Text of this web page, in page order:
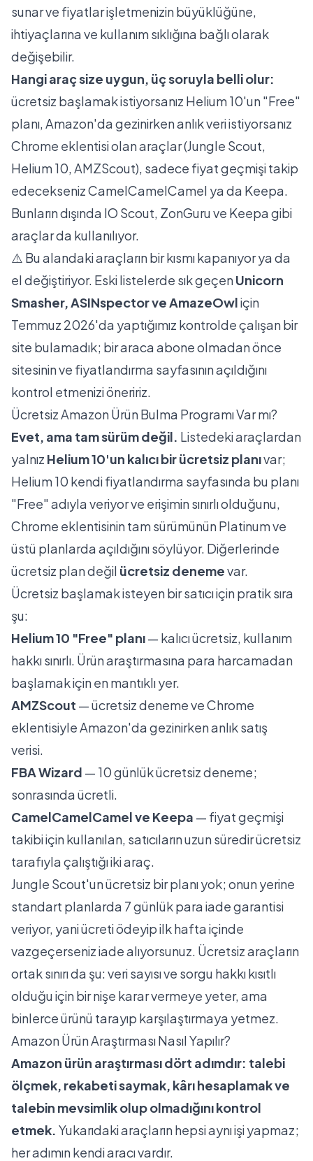
sunar ve fiyatlar işletmenizin büyüklüğüne,
ihtiyaçlarına ve kullanım sıklığına bağlı olarak
değişebilir.
Hangi araç size uygun, üç soruyla belli olur:
ücretsiz başlamak istiyorsanız Helium 10'un "Free"
planı, Amazon'da gezinirken anlık veri istiyorsanız
Chrome eklentisi olan araçlar (Jungle Scout,
Helium 10, AMZScout), sadece fiyat geçmişi takip
edecekseniz CamelCamelCamel ya da Keepa.
Bunların dışında IO Scout, ZonGuru ve Keepa gibi
araçlar da kullanılıyor.
⚠️ Bu alandaki araçların bir kısmı kapanıyor ya da
el değiştiriyor. Eski listelerde sık geçenUnicorn
Smasher, ASINspector ve AmazeOwliçin
Temmuz 2026'da yaptığımız kontrolde çalışan bir
site bulamadık; bir araca abone olmadan önce
sitesinin ve fiyatlandırma sayfasının açıldığını
kontrol etmenizi öneririz.
Ücretsiz Amazon Ürün Bulma Programı Var mı?
Evet, ama tam sürüm değil. Listedeki araçlardan
yalnız Helium 10'un kalıcı bir ücretsiz planıvar;
Helium 10 kendi fiyatlandırma sayfasında bu planı
"Free" adıyla veriyor ve erişimin sınırlı olduğunu,
Chrome eklentisinin tam sürümünün Platinum ve
üstü planlarda açıldığını söylüyor. Diğerlerinde
ücretsiz plan değil ücretsiz denemevar.
Ücretsiz başlamak isteyen bir satıcı için pratik sıra
şu:
Helium 10 "Free" planı— kalıcı ücretsiz, kullanım
hakkı sınırlı. Ürün araştırmasına para harcamadan
başlamak için en mantıklı yer.
AMZScout — ücretsiz deneme ve Chrome
eklentisiyle Amazon'da gezinirken anlık satış
verisi.
FBA Wizard — 10 günlük ücretsiz deneme;
sonrasında ücretli.
CamelCamelCamel ve Keepa — fiyat geçmişi
takibi için kullanılan, satıcıların uzun süredir ücretsiz
tarafıyla çalıştığı iki araç.
Jungle Scout'un ücretsiz bir planı yok; onun yerine
standart planlarda 7 günlük para iade garantisi
veriyor, yani ücreti ödeyip ilk hafta içinde
vazgeçerseniz iade alıyorsunuz. Ücretsiz araçların
ortak sınırı da şu: veri sayısı ve sorgu hakkı kısıtlı
olduğu için bir nişe karar vermeye yeter, ama
binlerce ürünü tarayıp karşılaştırmaya yetmez.
Amazon Ürün Araştırması Nasıl Yapılır?
Amazon ürün araştırması dört adımdır: talebi
ölçmek, rekabeti saymak, kârı hesaplamak ve
talebin mevsimlik olup olmadığını kontrol
etmek. Yukarıdaki araçların hepsi aynı işi yapmaz;
her adımın kendi aracı vardır.